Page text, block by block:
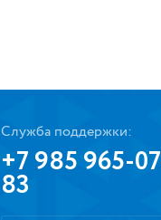
Служба поддержки:
+7 985 965-
83